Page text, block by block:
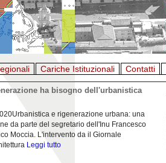
Cariche Istituzionali Contatti
ha bisogno dell'urbanistica
e rigenerazione urbana: una
da parte del segretario dell'Inu Francesco
Moccia. L'intervento da il Giornale
Leggi tutto